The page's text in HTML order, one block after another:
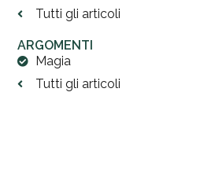
Tutti gli articoli
ARGOMENTI
Magia
Tutti gli articoli